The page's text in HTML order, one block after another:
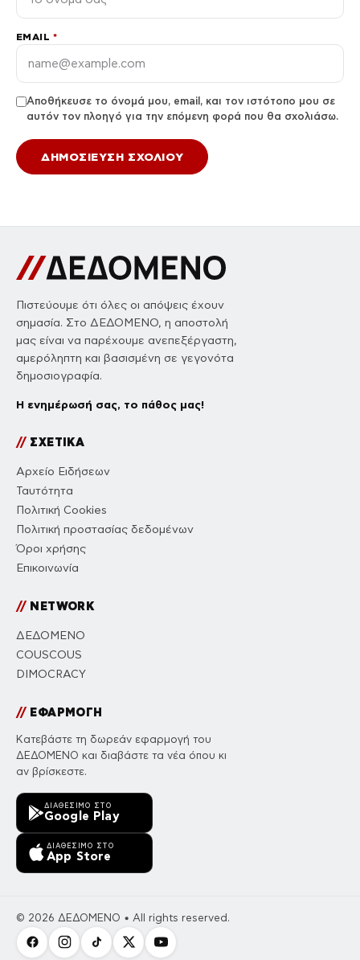
EMAIL *
Αποθήκευσε το όνομά μου, email, και τον ιστότοπο μου σε
αυτόν τον πλοηγό για την επόμενη φορά που θα σχολιάσω.
Πιστεύουμε ότι όλες οι απόψεις έχουν
σημασία. Στο ΔΕΔΟΜΕΝΟ, η αποστολή
μας είναι να παρέχουμε ανεπεξέργαστη,
αμερόληπτη και βασισμένη σε γεγονότα
δημοσιογραφία.
Η ενημέρωσή σας, το πάθος μας!
//ΣΧΕΤΙΚΑ
Αρχείο Ειδήσεων
Ταυτότητα
Πολιτική Cookies
Πολιτική προστασίας δεδομένων
Όροι χρήσης
Επικοινωνία
//NETWORK
ΔΕΔΟΜΕΝΟ
COUSCOUS
DIMOCRACY
//ΕΦΑΡΜΟΓΗ
Κατεβάστε τη δωρεάν εφαρμογή του
ΔΕΔΟΜΕΝΟ και διαβάστε τα νέα όπου κι
αν βρίσκεστε.
ΔΙΑΘΈΣΙΜΟ ΣΤΟ
Google Play
ΔΙΑΘΈΣΙΜΟ ΣΤΟ
App Store
© 2026 ΔΕΔΟΜΕΝΟ • All rights reserved.